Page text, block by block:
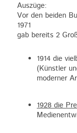
Auszüge:
Vor den beiden
1971
gab bereits 2
1914 die
(Künstler
moderner
1928 die